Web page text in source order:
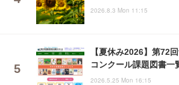
2026.8.3 Mon 11:15
【夏休み2026】第72
コンクール課題図書一
2026.5.25 Mon 16:15